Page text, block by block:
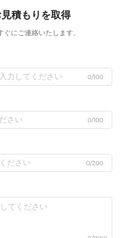
積もりを取得
ぐにご連絡いたします。
0/100
0/100
0/200